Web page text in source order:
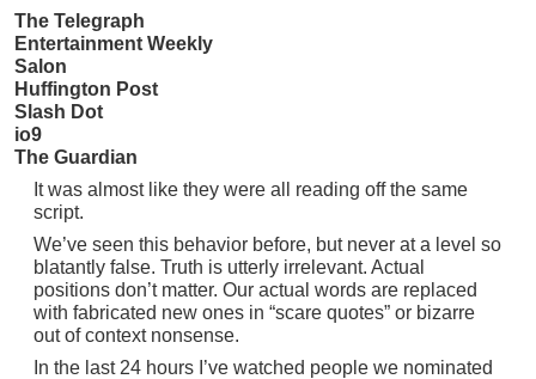
The Telegraph
Entertainment Weekly
Salon
Huffington Post
Slash Dot
io9
The Guardian
It was almost like they were all reading off the same
script.
We’ve seen this behavior before, but never at a level so
blatantly false. Truth is utterly irrelevant. Actual
positions don’t matter. Our actual words are replaced
with fabricated new ones in “scare quotes” or bizarre
out of context nonsense.
In the last 24 hours I’ve watched people we nominated